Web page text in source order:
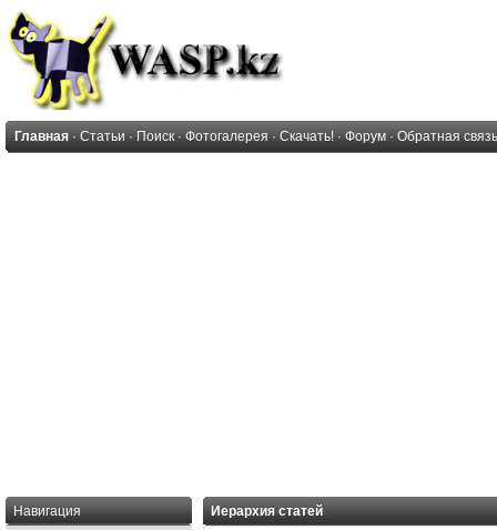
Главная · Статьи · Поиск · Фотогалерея · Скачать! · Форум · Обратная связь
Навигация Иерархия статей